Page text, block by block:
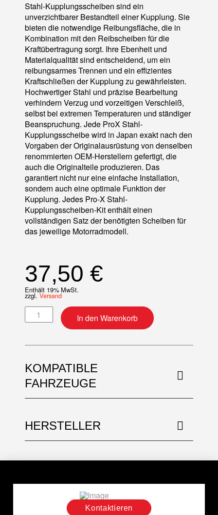
Stahl-Kupplungsscheiben sind ein
unverzichtbarer Bestandteil einer Kupplung. Sie
bieten die notwendige Reibungsfläche, die in
Kombination mit den Reibscheiben für die
Kraftübertragung sorgt. Ihre Ebenheit und
Materialqualität sind entscheidend, um ein
reibungsarmes Trennen und ein effizientes
Kraftschließen der Kupplung zu gewährleisten.
Hochwertiger Stahl und präzise Bearbeitung
verhindern Verzug und vorzeitigen Verschleiß,
selbst bei extremen Temperaturen und ständiger
Beanspruchung. Jede ProX Stahl-
Kupplungsscheibe wird in Japan exakt nach den
Vorgaben der Originalausrüstung von denselben
renommierten OEM-Herstellern gefertigt, die
auch die Originalteile produzieren. Das
garantiert nicht nur eine einfache Installation,
sondern auch eine optimale Funktion der
Kupplung. Jedes Pro-X Stahl-
Kupplungsscheiben-Kit enthält einen
vollständigen Satz der benötigten Scheiben für
das jeweilige Motorradmodell.
37,50 €
Enthält 19% MwSt.
zzgl. Versand
Kupplungsscheibe aus Stahl Menge
In den Warenkorb
KOMPATIBLE
FAHRZEUGE
HERSTELLER
Kontaktieren